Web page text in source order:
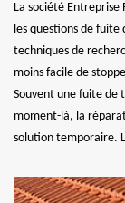
La société Entreprise
les questions de fuite
techniques de
moins facile de
Souvent une fuite de
moment-là, la
solution temporaire.